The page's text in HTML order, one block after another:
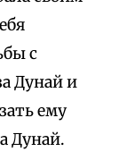
с
Дунай и
ему
Дунай.